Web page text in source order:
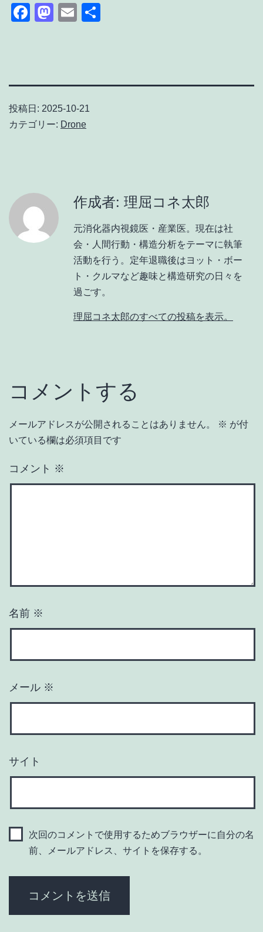
Facebook
Mastodon
Email
投稿日: 2025-10-21
カテゴリー: Drone
作成者: 理屈コネ太郎
元消化器内視鏡医・産業医。現在は社
会・人間行動・構造分析をテーマに執筆
活動を行う。定年退職後はヨット・ボー
ト・クルマなど趣味と構造研究の日々を
過ごす。
理屈コネ太郎のすべての投稿を表示。
コメントする
メールアドレスが公開されることはありません。 ※ が付
いている欄は必須項目です
コメント ※
名前 ※
メール ※
サイト
次回のコメントで使用するためブラウザーに自分の名
前、メールアドレス、サイトを保存する。